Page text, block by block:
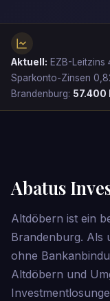
Aktuell: EZB-
Sparkonto-Zinsen
Brandenburg: 57.400
Abatus
Altdöbern ist ein
Brandenburg. Als
ohne
Altdöbern und